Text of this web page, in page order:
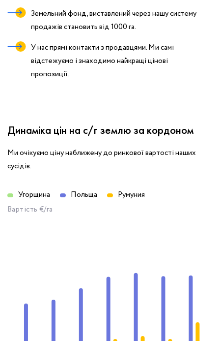
Земельний фонд, виставлений через нашу систему
продажів становить від 1000 га.
У нас прямі контакти з продавцями. Ми самі
відстежуємо і знаходимо найкращі цінові
пропозиції.
Динаміка цін на с/г землю за кордоном
Ми очікуємо ціну наближену до ринкової вартості наших
сусідів.
Угорщина Польща
Румуния
Вартість €/га